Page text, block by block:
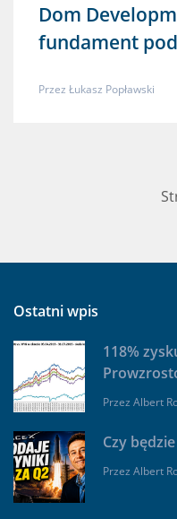
Dom
fundament
Przez Łukasz Popławski
Ostatni wpis
118%
Przez Albert
Czy będzie
Przez Albert